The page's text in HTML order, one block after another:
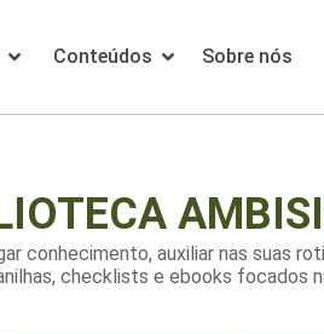
Conteúdos Sobre nós
conhecimento, auxiliar nas suas
checklists e ebooks focados